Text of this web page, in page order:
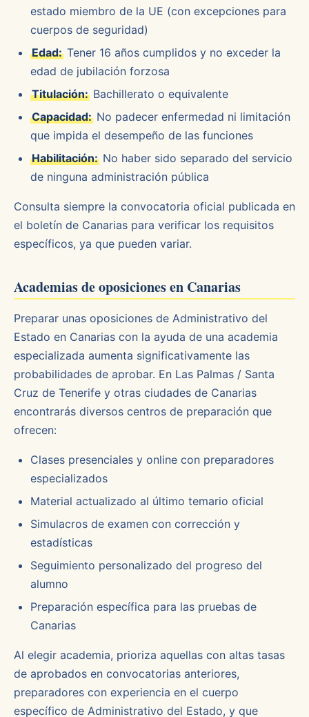
estado miembro de la UE (con excepciones para
cuerpos de seguridad)
Edad: Tener 16 años cumplidos y no exceder la
edad de jubilación forzosa
Titulación: Bachillerato o equivalente
Capacidad: No padecer enfermedad ni limitación
que impida el desempeño de las funciones
Habilitación: No haber sido separado del servicio
de ninguna administración pública
Consulta siempre la convocatoria oficial publicada en
el boletín de Canarias para verificar los requisitos
específicos, ya que pueden variar.
Academias de oposiciones en Canarias
Preparar unas oposiciones de Administrativo del
Estado en Canarias con la ayuda de una academia
especializada aumenta significativamente las
probabilidades de aprobar. En Las Palmas / Santa
Cruz de Tenerife y otras ciudades de Canarias
encontrarás diversos centros de preparación que
ofrecen:
Clases presenciales y online con preparadores
especializados
Material actualizado al último temario oficial
Simulacros de examen con corrección y
estadísticas
Seguimiento personalizado del progreso del
alumno
Preparación específica para las pruebas de
Canarias
Al elegir academia, prioriza aquellas con altas tasas
de aprobados en convocatorias anteriores,
preparadores con experiencia en el cuerpo
específico de Administrativo del Estado, y que